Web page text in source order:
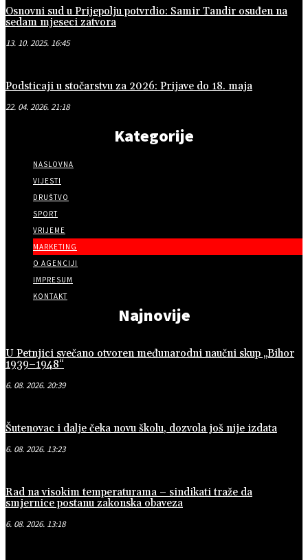
Osnovni sud u Prijepolju potvrdio: Samir Tandir osuđen na
sedam mjeseci zatvora
13. 10. 2025. 16:45
Podsticaji u stočarstvu za 2026: Prijave do 18. maja
22. 04. 2026. 21:18
Kategorije
NASLOVNA
VIJESTI
DRUŠTVO
SPORT
VRIJEME
MARKETING
O AGENCIJI
IMPRESUM
KONTAKT
Najnovije
U Petnjici svečano otvoren međunarodni naučni skup „Bihor
1939–1948“
6. 08. 2026. 20:39
Šutenovac i dalje čeka novu školu, dozvola još nije izdata
6. 08. 2026. 13:23
Rad na visokim temperaturama – sindikati traže da
smjernice postanu zakonska obaveza
6. 08. 2026. 13:18